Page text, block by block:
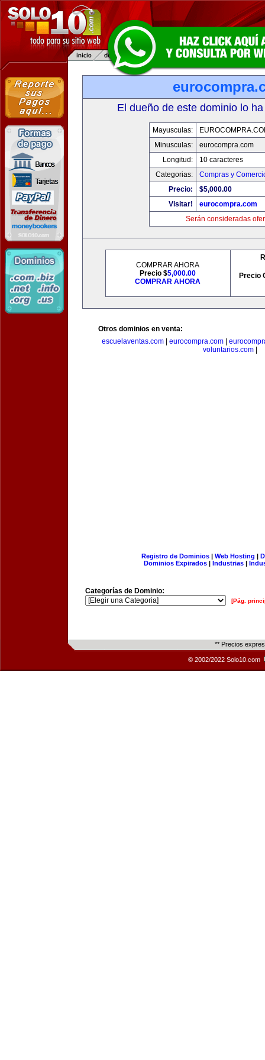
El dueño de este dominio lo
Mayusculas:
Minusculas:
eurocompra.com
Longitud:
10 caracteres
Categorias:
Compras y
Precio:
$5,000.00
Visitar!
eurocompra.com
Serán consideradas
COMPRAR AHORA
Precio $5,000.00
COMPRAR AHORA
Precio
Otros dominios en venta:
escuelaventas.com| eurocompra.com|
voluntarios.com
Registro de Dominios| Web Hosting |
Dominios Expirados | Industrias |
Categorías de Dominio:
[Pág.
** Precios
© 2002/2022 Solo10.com